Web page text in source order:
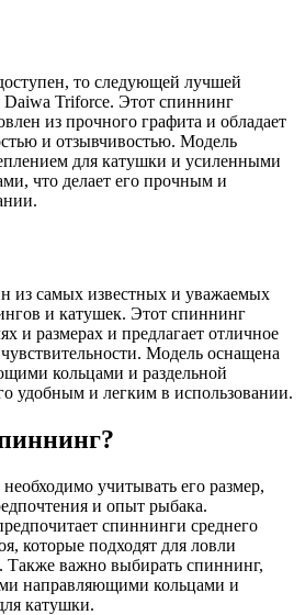
то следующей лучшей
Daiwa Triforce. Этот спиннинг
из прочного графита и обладает
и отзывчивостью. Модель
для катушки и усиленными
что делает его прочным и
из самых известных и уважаемых
и катушек. Этот спиннинг
и размерах и предлагает отличное
Модель оснащена
кольцами и раздельной
удобным и легким в использовании.
учитывать его размер,
и опыт рыбака.
спиннинги среднего
которые подходят для ловли
важно выбирать спиннинг,
направляющими кольцами и
катушки.